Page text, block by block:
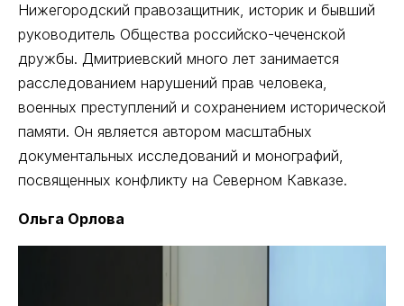
Нижегородский правозащитник, историк и бывший
руководитель Общества российско-чеченской
дружбы. Дмитриевский много лет занимается
расследованием нарушений прав человека,
военных преступлений и сохранением исторической
памяти. Он является автором масштабных
документальных исследований и монографий,
посвященных конфликту на Северном Кавказе.
Ольга Орлова